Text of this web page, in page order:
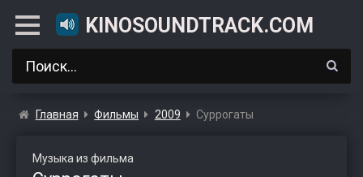
KINOSOUNDTRACK.COM
Главная Фильмы 2009 Суррогаты
Музыка из фильма